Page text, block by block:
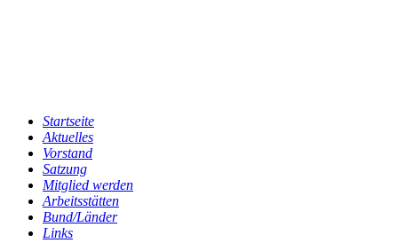
Startseite
Aktuelles
Vorstand
Satzung
Mitglied werden
Arbeitsstätten
Bund/Länder
Links